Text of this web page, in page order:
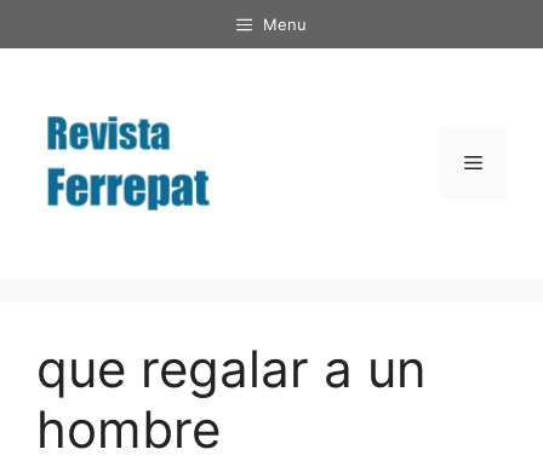
al
Menu
Menú
que regalar a un
hombre